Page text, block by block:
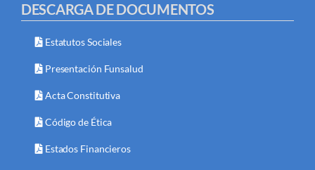
DESCARGA DE DOCUMENTOS
Estatutos Sociales
Presentación Funsalud
Acta Constitutiva
Código de Ética
Estados Financieros